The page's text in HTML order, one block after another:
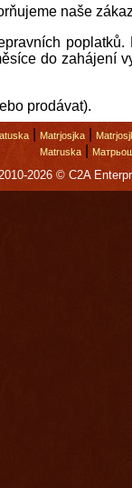
naše
do
prodávat).
Matrjosjka
Matruska
2026 © C2A